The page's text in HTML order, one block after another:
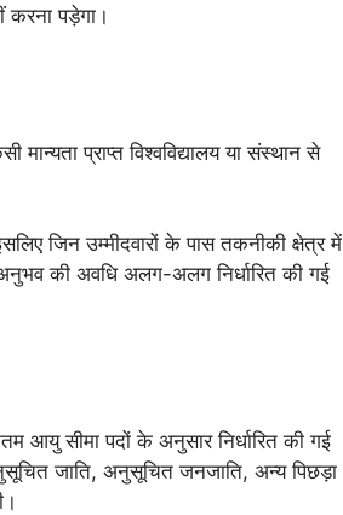
करना पड़ेगा।
प्राप्त विश्वविद्यालय या संस्थान से
जिन उम्मीदवारों के पास तकनीकी क्षेत्र में
की अवधि अलग-अलग निर्धारित की गई
सीमा पदों के अनुसार निर्धारित की गई
जाति, अनुसूचित जनजाति, अन्य पिछड़ा